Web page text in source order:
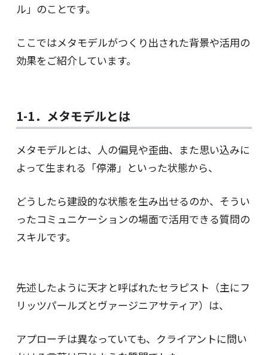
ル」のことです。
ここではメタモデルがつくり出された背景や活用の
効果をご紹介しています。
1-1．メタモデルとは
メタモデルとは、人の偏見や歪曲、また思い込みに
よって生まれる「停滞」といった状態から、
どうしたら建設的な状態を生み出せるのか、そうい
ったコミュニケーションの場面で活用できる質問の
スキルです。
先述したように天才と呼ばれたセラピスト（主にフ
リッツパールズとヴァージニアサティア）は、
アプローチは異なっていても、クライアントに問い